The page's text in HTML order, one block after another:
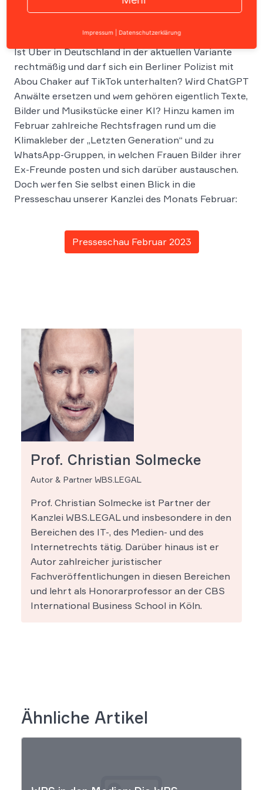
Ist Uber in Deutschland in der aktuellen Variante
rechtmäßig und darf sich ein Berliner Polizist mit
Abou Chaker auf TikTok unterhalten? Wird ChatGPT
Anwälte ersetzen und wem gehören eigentlich Texte,
Bilder und Musikstücke einer KI? Hinzu kamen im
Februar zahlreiche Rechtsfragen rund um die
Klimakleber der „Letzten Generation“ und zu
WhatsApp-Gruppen, in welchen Frauen Bilder ihrer
Ex-Freunde posten und sich darüber austauschen.
Doch werfen Sie selbst einen Blick in die
Presseschau unserer Kanzlei des Monats Februar:
Presseschau Februar 2023
Prof. Christian Solmecke
Autor & Partner WBS.LEGAL
Prof. Christian Solmecke ist Partner der
Kanzlei WBS.LEGAL und insbesondere in den
Bereichen des IT-, des Medien- und des
Internetrechts tätig. Darüber hinaus ist er
Autor zahlreicher juristischer
Fachveröffentlichungen in diesen Bereichen
und lehrt als Honorarprofessor an der CBS
International Business School in Köln.
Ähnliche Artikel
Impressum Datenschutzerklärung